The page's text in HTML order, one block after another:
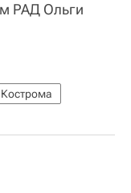
РАД Ольги
Кострома